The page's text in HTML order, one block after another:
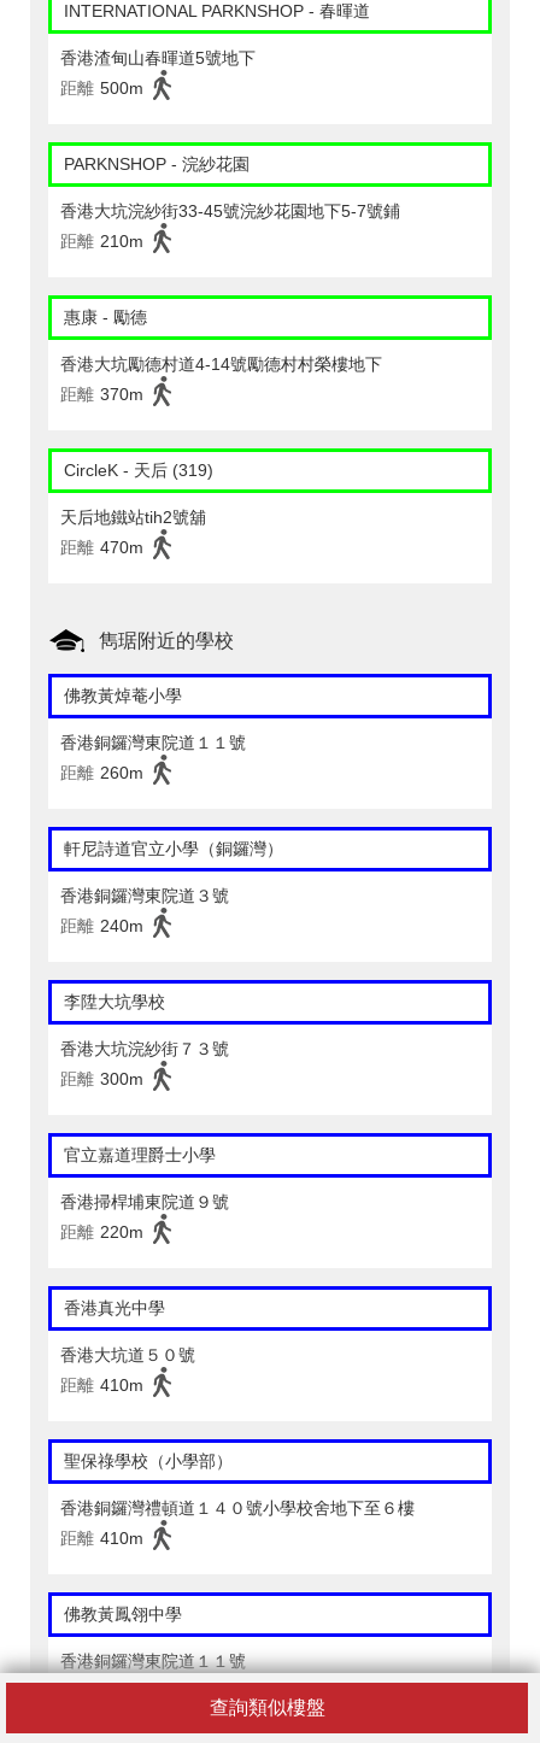
查詢類似樓盤
INTERNATIONAL PARKNSHOP - 春暉道
香港渣甸山春暉道5號地下
距離 500m
PARKNSHOP - 浣紗花園
香港大坑浣紗街33-45號浣紗花園地下5-7號鋪
距離 210m
惠康 - 勵德
香港大坑勵德村道4-14號勵德村村榮樓地下
距離 370m
CircleK - 天后 (319)
天后地鐵站tih2號舖
距離 470m
雋琚附近的學校
佛教黃焯菴小學
香港銅鑼灣東院道１１號
距離 260m
軒尼詩道官立小學（銅鑼灣）
香港銅鑼灣東院道３號
距離 240m
李陞大坑學校
香港大坑浣紗街７３號
距離 300m
官立嘉道理爵士小學
香港掃桿埔東院道９號
距離 220m
香港真光中學
香港大坑道５０號
距離 410m
聖保祿學校（小學部）
香港銅鑼灣禮頓道１４０號小學校舍地下至６樓
距離 410m
佛教黃鳳翎中學
香港銅鑼灣東院道１１號